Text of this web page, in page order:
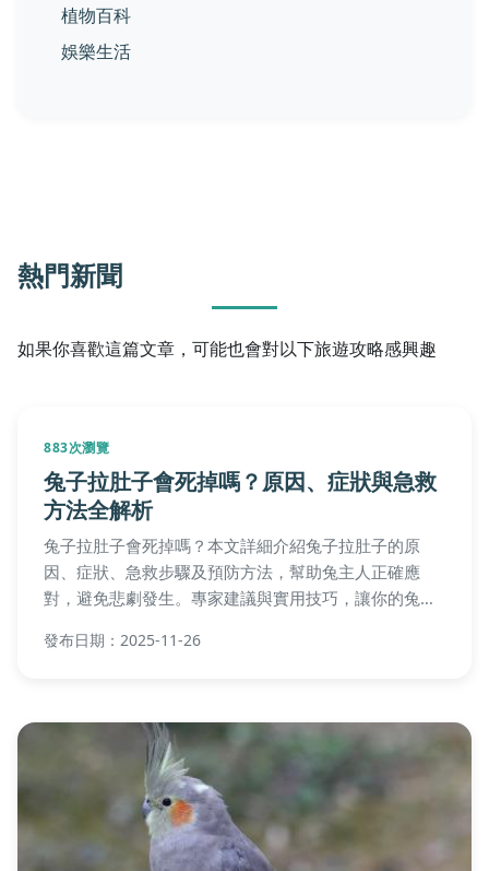
植物百科
娛樂生活
熱門新聞
如果你喜歡這篇文章，可能也會對以下旅遊攻略感興趣
883次瀏覽
兔子拉肚子會死掉嗎？原因、症狀與急救
方法全解析
兔子拉肚子會死掉嗎？本文詳細介紹兔子拉肚子的原
因、症狀、急救步驟及預防方法，幫助兔主人正確應
對，避免悲劇發生。專家建議與實用技巧，讓你的兔子
發布日期：2025-11-26